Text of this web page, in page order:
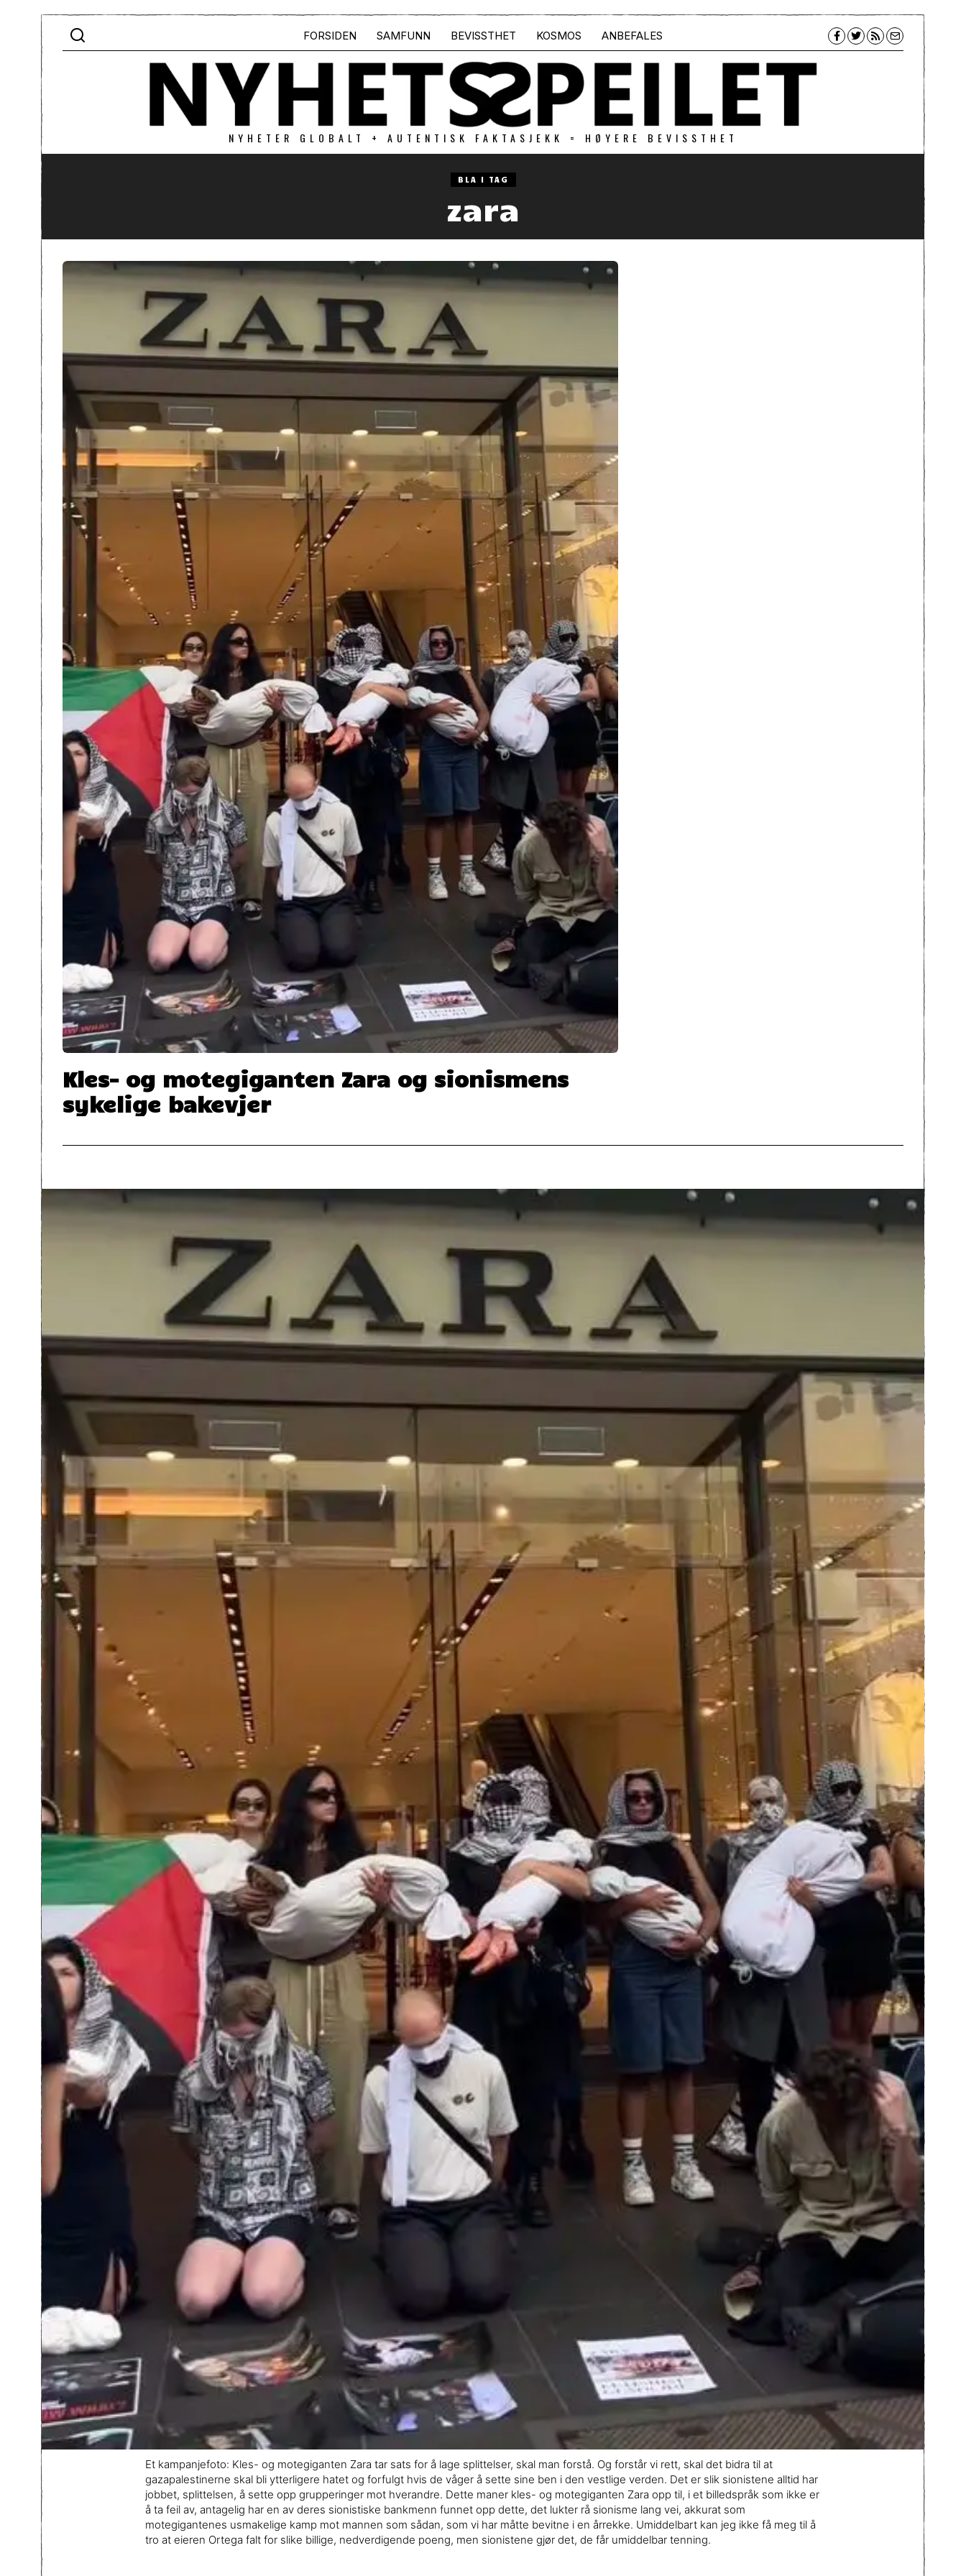
FORSIDEN SAMFUNN BEVISSTHET KOSMOS ANBEFALES
NYHETER GLOBALT + AUTENTISK FAKTASJEKK = HØYERE BEVISSTHET
BLA I TAG
zara
Kles- og motegiganten Zara og sionismens
sykelige bakevjer
Et kampanjefoto: Kles- og motegiganten Zara tar sats for å lage splittelser, skal man forstå. Og forstår vi rett, skal det bidra til at
gazapalestinerne skal bli ytterligere hatet og forfulgt hvis de våger å sette sine ben i den vestlige verden. Det er slik sionistene alltid har
jobbet, splittelsen, å sette opp grupperinger mot hverandre. Dette maner kles- og motegiganten Zara opp til, i et billedspråk som ikke er
å ta feil av, antagelig har en av deres sionistiske bankmenn funnet opp dette, det lukter rå sionisme lang vei, akkurat som
motegigantenes usmakelige kamp mot mannen som sådan, som vi har måtte bevitne i en årrekke. Umiddelbart kan jeg ikke få meg til å
tro at eieren Ortega falt for slike billige, nedverdigende poeng, men sionistene gjør det, de får umiddelbar tenning.